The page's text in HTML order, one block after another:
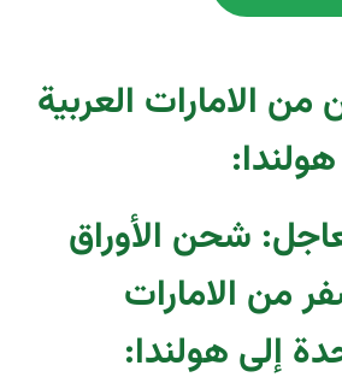
الامارات العربية
شحن الأوراق
من الامارات
إلى هولندا: